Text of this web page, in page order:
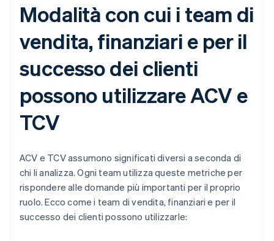
Modalità con cui i team di
vendita, finanziari e per il
successo dei clienti
possono utilizzare ACV e
TCV
ACV e TCV assumono significati diversi a seconda di
chi li analizza. Ogni team utilizza queste metriche per
rispondere alle domande più importanti per il proprio
ruolo. Ecco come i team di vendita, finanziari e per il
successo dei clienti possono utilizzarle: